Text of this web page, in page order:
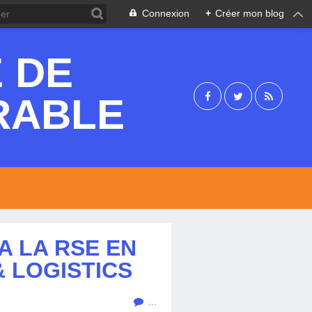
Connexion + Créer mon blog
DE
LA RSE EN
LOGISTICS
…